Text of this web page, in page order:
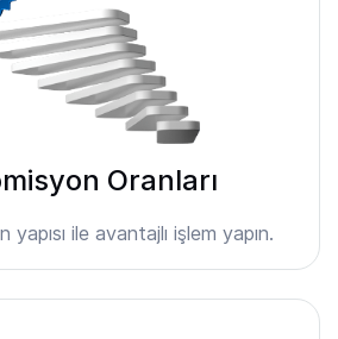
Oranları
ile avantajlı işlem yapın.